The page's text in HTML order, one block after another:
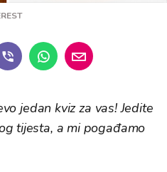
jedan kviz za vas! Jedite
tijesta, a mi pogađamo